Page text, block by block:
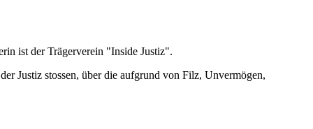
ist der Trägerverein "Inside Justiz".
Justiz stossen, über die aufgrund von Filz, Unvermögen,